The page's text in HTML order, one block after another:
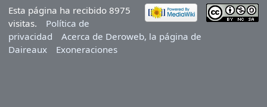
Esta página ha recibido 8975
visitas.
Política de
privacidad
Acerca de Deroweb, la página de
Daireaux
Exoneraciones